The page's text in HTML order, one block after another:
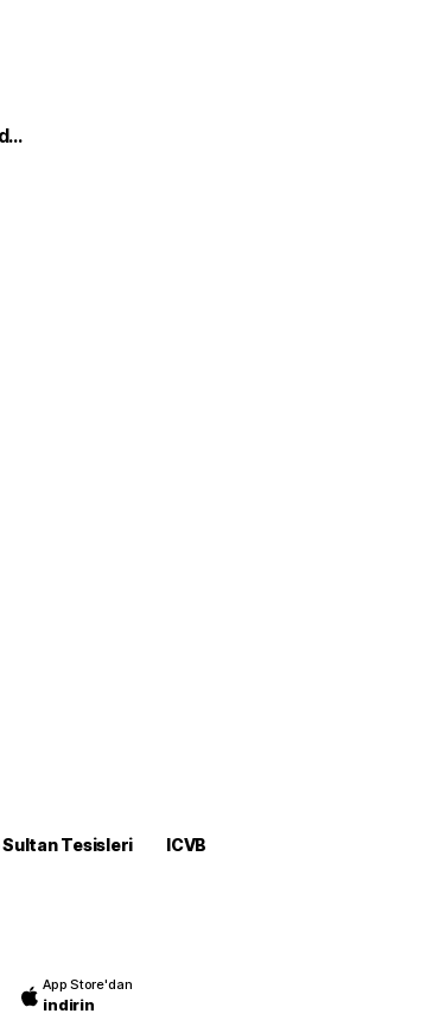
Sultan Tesisleri
ICVB
App Store'dan
indirin